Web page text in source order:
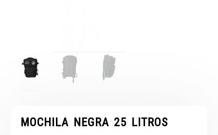
MOCHILA NEGRA 25 LITROS